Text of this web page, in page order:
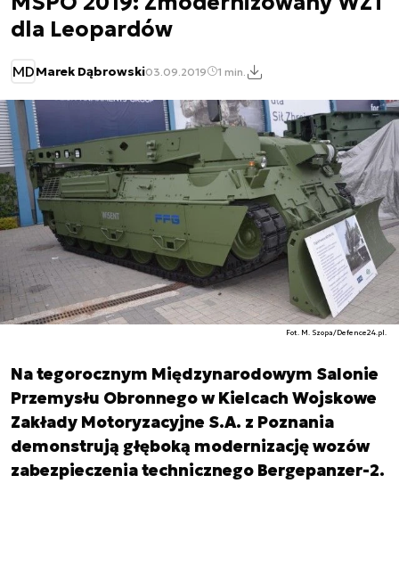
dla Leopardów
MDMarek Dąbrowski03.09.2019 1 min.
Fot. M. Szopa/Defence24.pl.
Na tegorocznym Międzynarodowym Salonie
Przemysłu Obronnego w Kielcach Wojskowe
Zakłady Motoryzacyjne S.A. z Poznania
demonstrują głęboką modernizację wozów
zabezpieczenia technicznego Bergepanzer-2.